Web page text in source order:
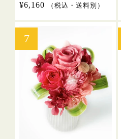
通
価
格
¥6,160 （税込・送料別）